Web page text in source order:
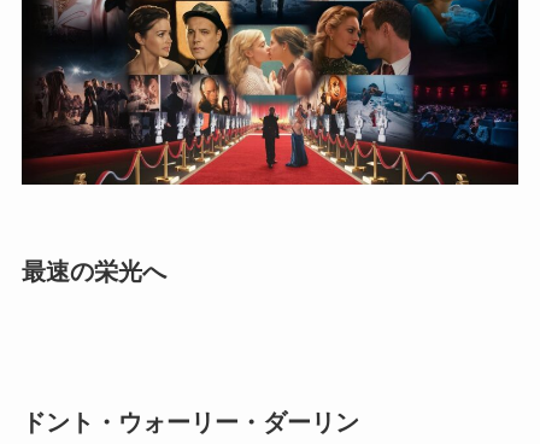
最速の栄光へ
ドント・ウォーリー・ダーリン